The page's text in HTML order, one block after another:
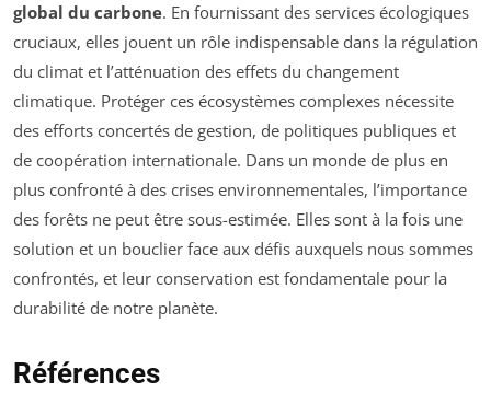
global du carbone. En fournissant des services écologiques
cruciaux, elles jouent un rôle indispensable dans la régulation
du climat et l’atténuation des effets du changement
climatique. Protéger ces écosystèmes complexes nécessite
des efforts concertés de gestion, de politiques publiques et
de coopération internationale. Dans un monde de plus en
plus confronté à des crises environnementales, l’importance
des forêts ne peut être sous-estimée. Elles sont à la fois une
solution et un bouclier face aux défis auxquels nous sommes
confrontés, et leur conservation est fondamentale pour la
durabilité de notre planète.
Références